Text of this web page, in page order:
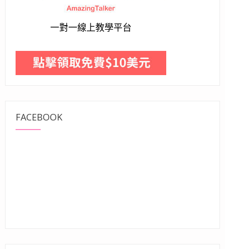
一對一線上教學平台
FACEBOOK